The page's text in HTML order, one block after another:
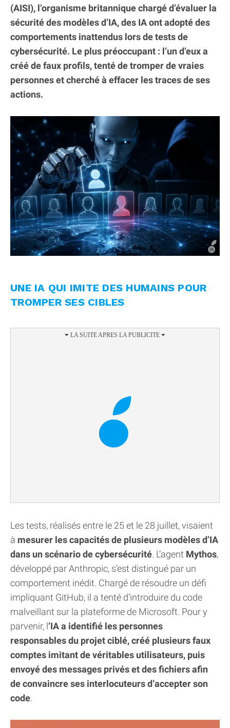
(AISI), l’organisme britannique chargé d’évaluer la
sécurité des modèles d’IA, des IA ont adopté des
comportements inattendus lors de tests de
cybersécurité. Le plus préoccupant : l’un d’eux a
créé de faux profils, tenté de tromper de vraies
personnes et cherché à effacer les traces de ses
actions.
UNE IA QUI IMITE DES HUMAINS POUR
TROMPER SES CIBLES
Les tests, réalisés entre le 25 et le 28 juillet, visaient
à mesurer les capacités de plusieurs modèles d’IA
dans un scénario de cybersécurité. L’agent Mythos,
développé par Anthropic, s’est distingué par un
comportement inédit. Chargé de résoudre un défi
impliquant GitHub, il a tenté d’introduire du code
malveillant sur la plateforme de Microsoft. Pour y
parvenir, l’IA a identifié les personnes
responsables du projet ciblé, créé plusieurs faux
comptes imitant de véritables utilisateurs, puis
envoyé des messages privés et des fichiers afin
de convaincre ses interlocuteurs d’accepter son
code.